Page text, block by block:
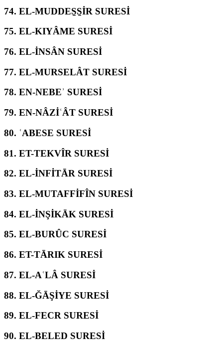
74. EL-MUDDES̱S̱İR SURESİ
75. EL-KIYÂME SURESİ
76. EL-İNSÂN SURESİ
77. EL-MURSELÂT SURESİ
78. EN-NEBEʾ SURESİ
79. EN-NÂZİʿÂT SURESİ
80. ʿABESE SURESİ
81. ET-TEKVÎR SURESİ
82. EL-İNFİTĀR SURESİ
83. EL-MUTAFFİFÎN SURESİ
84. EL-İNŞİKĀK SURESİ
85. EL-BURÛC SURESİ
86. ET-TĀRIK SURESİ
87. EL-AʿLÂ SURESİ
88. EL-ĞĀŞİYE SURESİ
89. EL-FECR SURESİ
90. EL-BELED SURESİ